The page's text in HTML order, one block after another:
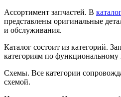
Ассортимент запчастей. В
представлены оригинальные
и обслуживания.
Каталог состоит из категорий.
категориям по функциональному
Схемы. Все категории
схемой.